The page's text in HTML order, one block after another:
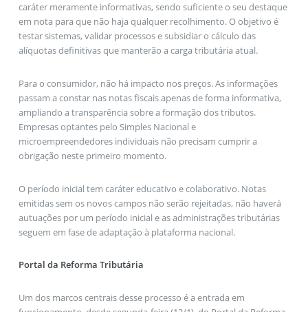
caráter meramente informativas, sendo suficiente o seu destaque
em nota para que não haja qualquer recolhimento. O objetivo é
testar sistemas, validar processos e subsidiar o cálculo das
alíquotas definitivas que manterão a carga tributária atual.
Para o consumidor, não há impacto nos preços. As informações
passam a constar nas notas fiscais apenas de forma informativa,
ampliando a transparência sobre a formação dos tributos.
Empresas optantes pelo Simples Nacional e
microempreendedores individuais não precisam cumprir a
obrigação neste primeiro momento.
O período inicial tem caráter educativo e colaborativo. Notas
emitidas sem os novos campos não serão rejeitadas, não haverá
autuações por um período inicial e as administrações tributárias
seguem em fase de adaptação à plataforma nacional.
Portal da Reforma Tributária
Um dos marcos centrais desse processo é a entrada em